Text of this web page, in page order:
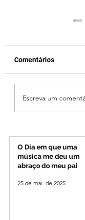
Fechamento
Quinca
rotina de
Minas e
Comentários
Escreva um
O Dia em que uma
música me deu um
abraço do meu pai
25 de mai. de 2025